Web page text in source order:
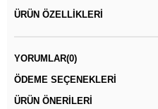
ÜRÜN ÖZELLIKLERI
YORUMLAR(0)
ÖDEME SEÇENEKLERI
ÜRÜN ÖNERILERI